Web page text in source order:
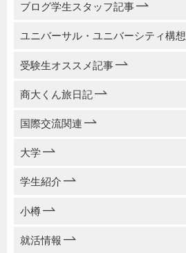
ブログ学生スタッフ記事
ユニバーサル・ユニバーシティ構想
受験生オススメ記事
商大くん旅日記
国際交流関連
大学
学生紹介
小樽
就活情報